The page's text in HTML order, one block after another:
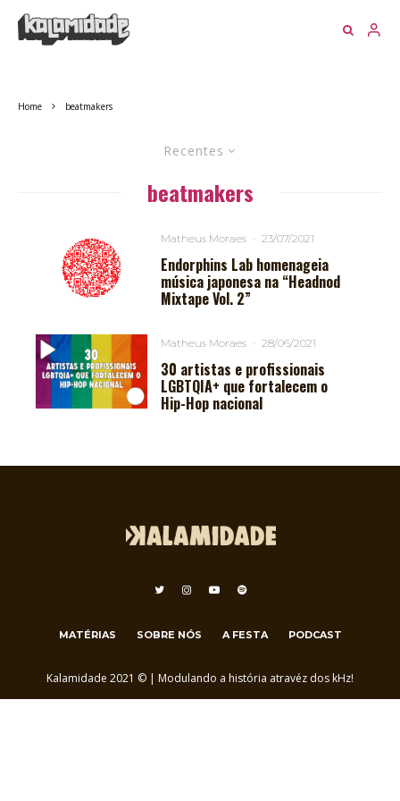
Home beatmakers
Recentes
beatmakers
Matheus Moraes · 23/07/2021
Endorphins Lab homenageia
música japonesa na “Headnod
Mixtape Vol. 2”
Matheus Moraes · 28/06/2021
30 artistas e profissionais
LGBTQIA+ que fortalecem o
Hip-Hop nacional
MATÉRIAS SOBRE NÓS A FESTA PODCAST
Kalamidade 2021 © | Modulando a história atravéz dos kHz!